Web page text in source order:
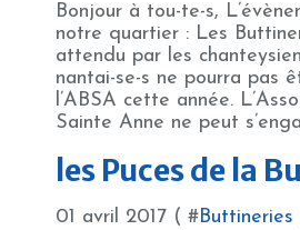
Bonjour à tou-te-s,
notre quartier : Les
attendu par les
nantai-se-s ne pourra pas
l’ABSA cette année.
Sainte Anne ne peut
les Puces de la
01 avril 2017 ( #Buttineries